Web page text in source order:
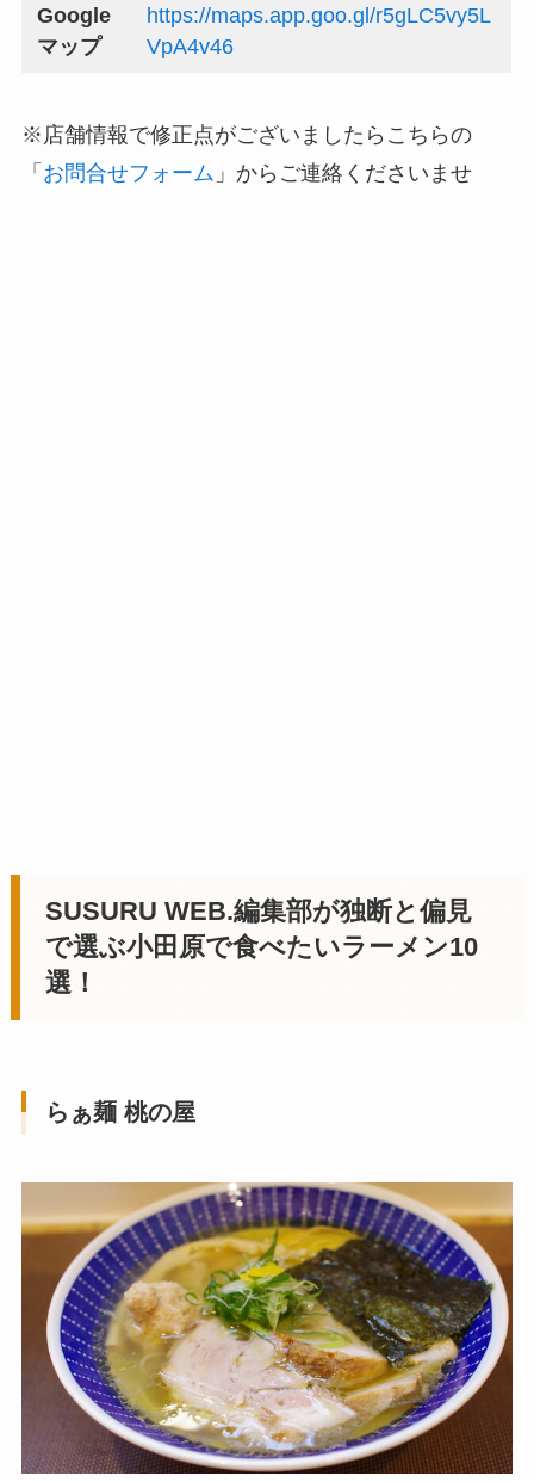
Google
マップ
https://maps.app.goo.gl/r5gLC5vy5L
VpA4v46
※店舗情報で修正点がございましたらこちらの
「 お問合せフォーム 」からご連絡くださいませ
SUSURU WEB.編集部が独断と偏見
で選ぶ小田原で食べたいラーメン10
選！
らぁ麺 桃の屋